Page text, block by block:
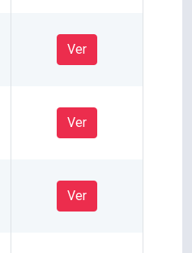
Ver
Ver
Ver